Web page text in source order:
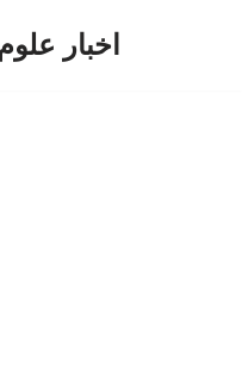
اخبار